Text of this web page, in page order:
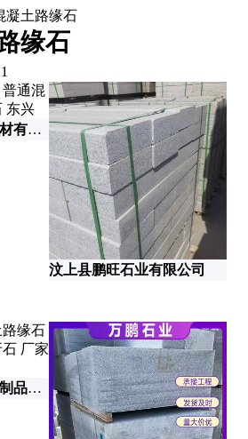
凝土路缘石
缘石
北京东兴景观砖业建材有限公司
汶上县鹏旺石业有限公司
哈尔滨农垦万达水泥制品有限公司